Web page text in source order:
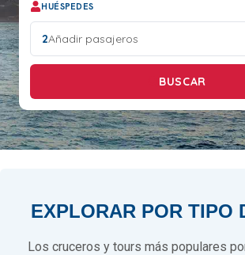
HUÉSPEDES
2Añadir pasajeros
BUSCAR
EXPLORAR POR TIPO
Los cruceros y tours más populares